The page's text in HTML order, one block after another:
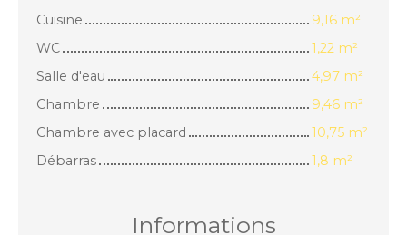
Cuisine
9,16 m²
WC
1,22 m²
Salle d'eau
4,97 m²
Chambre
9,46 m²
Chambre avec placard
10,75 m²
Débarras
1,8 m²
Informations